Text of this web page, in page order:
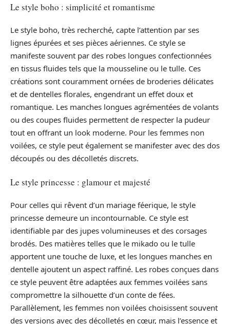
Le style boho : simplicité et romantisme
Le style boho, très recherché, capte l’attention par ses
lignes épurées et ses pièces aériennes. Ce style se
manifeste souvent par des robes longues confectionnées
en tissus fluides tels que la mousseline ou le tulle. Ces
créations sont couramment ornées de broderies délicates
et de dentelles florales, engendrant un effet doux et
romantique. Les manches longues agrémentées de volants
ou des coupes fluides permettent de respecter la pudeur
tout en offrant un look moderne. Pour les femmes non
voilées, ce style peut également se manifester avec des dos
découpés ou des décolletés discrets.
Le style princesse : glamour et majesté
Pour celles qui rêvent d’un mariage féerique, le style
princesse demeure un incontournable. Ce style est
identifiable par des jupes volumineuses et des corsages
brodés. Des matières telles que le mikado ou le tulle
apportent une touche de luxe, et les longues manches en
dentelle ajoutent un aspect raffiné. Les robes conçues dans
ce style peuvent être adaptées aux femmes voilées sans
compromettre la silhouette d’un conte de fées.
Parallèlement, les femmes non voilées choisissent souvent
des versions avec des décolletés en cœur, mais l’essence et